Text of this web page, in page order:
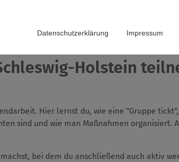
Datenschutzerklärung Impressum
Holstein
Hier lernst du, wie eine "Gruppe
sind und wie man Maßnahmen organisiert.
bei dem du anschließend auch aktiv